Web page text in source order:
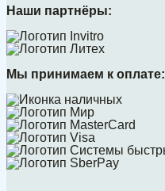
Наши партнёры:
Мы принимаем к оплате: